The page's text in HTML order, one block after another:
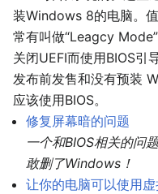
装Windows 8的电脑。
常有叫做“Leagcy
关闭UEFI而使用BIOS引
发布前发售和没有预装
应该使用BIOS。
修复屏幕暗的问题
一个和BIOS相关的问
敢删了Windows！
让你的电脑可以使用